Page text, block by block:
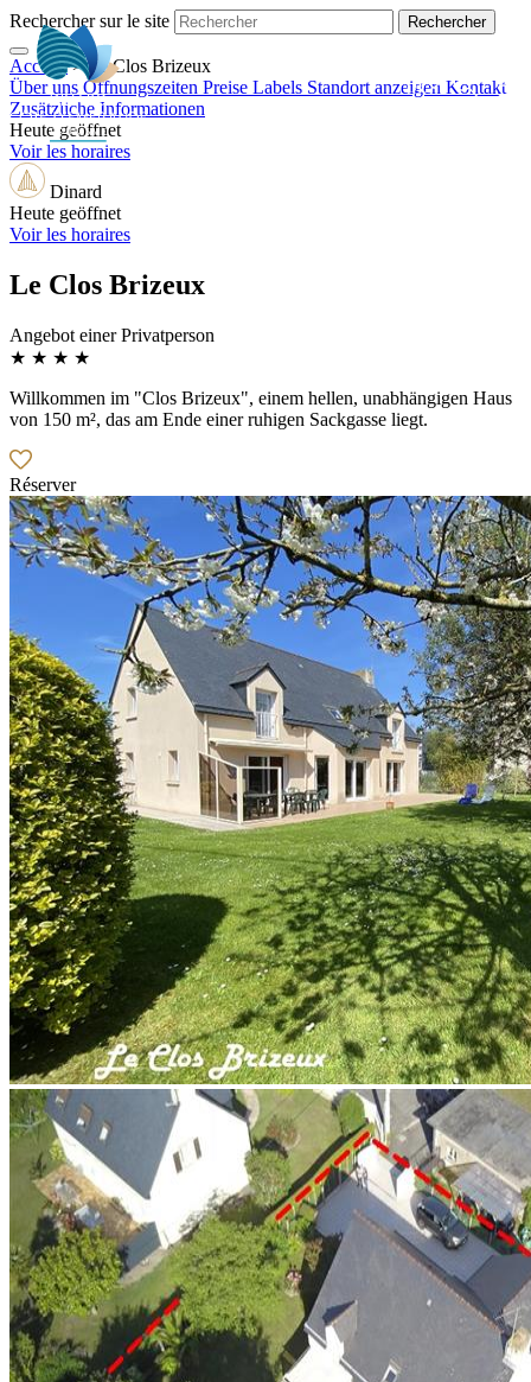
Rechercher sur le site
DE
Accueil>Le Clos Brizeux
Über uns Öffnungszeiten Preise Labels Standort anzeigen Kontakt
Zusätzliche Informationen
Heute geöffnet
Voir les horaires
Dinard
Heute geöffnet
Voir les horaires
Le Clos Brizeux
Angebot einer Privatperson
★ ★ ★ ★
Willkommen im "Clos Brizeux", einem hellen, unabhängigen Haus
von 150 m², das am Ende einer ruhigen Sackgasse liegt.
Réserver